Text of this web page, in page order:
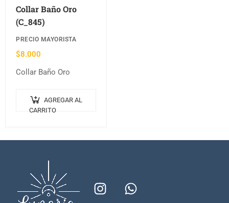
Collar Baño Oro
(C_845)
PRECIO MAYORISTA
$8.000
Collar Baño Oro
AGREGAR AL
CARRITO